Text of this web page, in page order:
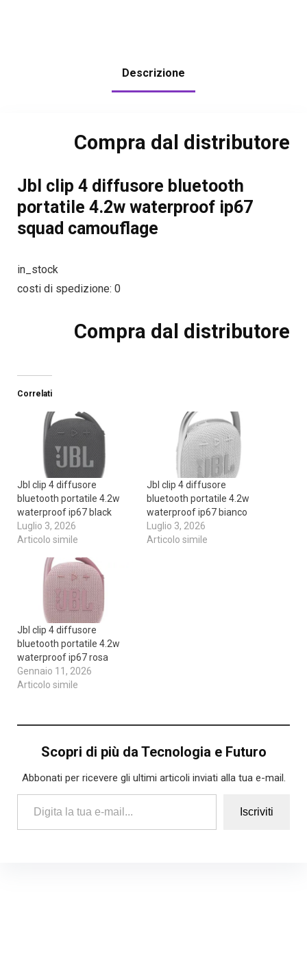
Descrizione
Compra dal distributore
Jbl clip 4 diffusore bluetooth
portatile 4.2w waterproof ip67
squad camouflage
in_stock
costi di spedizione: 0
Compra dal distributore
Correlati
Jbl clip 4 diffusore
bluetooth portatile 4.2w
waterproof ip67 black
Luglio 3, 2026
Articolo simile
Jbl clip 4 diffusore
bluetooth portatile 4.2w
waterproof ip67 bianco
Luglio 3, 2026
Articolo simile
Jbl clip 4 diffusore
bluetooth portatile 4.2w
waterproof ip67 rosa
Gennaio 11, 2026
Articolo simile
Scopri di più da Tecnologia e Futuro
Abbonati per ricevere gli ultimi articoli inviati alla tua e-mail.
Digita la tua e-mail...
Iscriviti